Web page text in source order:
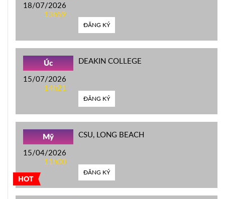
18/07/2026
13h59
ĐĂNG KÝ
Úc
15/07/2026
14h21
DEAKIN COLLEGE
ĐĂNG KÝ
HOT
Mỹ
15/04/2026
11h00
CSU, LONG BEACH
ĐĂNG KÝ